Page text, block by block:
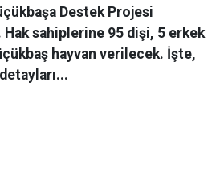
Destek Projesi
Hak sahiplerine 95 dişi, 5 erkek
hayvan verilecek. İşte,